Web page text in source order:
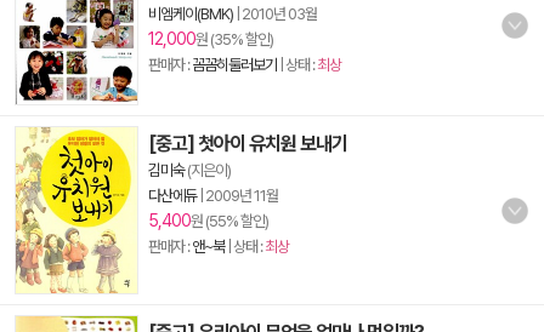
비엠케이(BMK) 2010년 03월
12,000원 (35% 할인)
판매자 :꼼꼼히둘러보기 | 상태 :최상
[중고] 첫아이 유치원 보내기
김미숙(지은이)
다산에듀| 2009년 11월
5,400원 (55% 할인)
판매자 :앤~북| 상태 :최상